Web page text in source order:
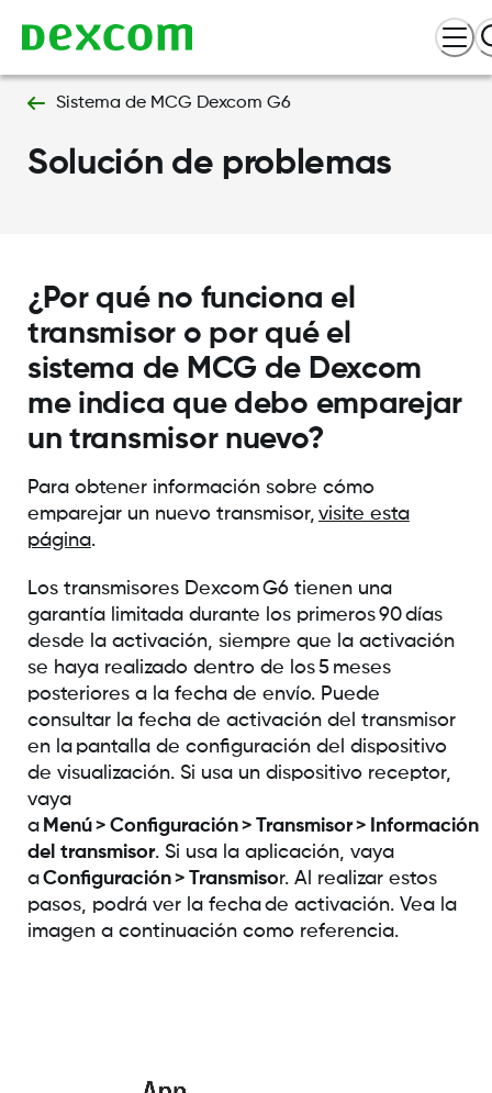
Sistema de MCG Dexcom G6
Solución de problemas
¿Por qué no funciona el
transmisor o por qué el
sistema de MCG de Dexcom
me indica que debo emparejar
un transmisor nuevo?
Para obtener información sobre cómo
emparejar un nuevo transmisor, visite esta
página.
Los transmisores Dexcom G6 tienen una
garantía limitada durante los primeros 90 días
desde la activación, siempre que la activación
se haya realizado dentro de los 5 meses
posteriores a la fecha de envío. Puede
consultar la fecha de activación del transmisor
en la pantalla de configuración del dispositivo
de visualización. Si usa un dispositivo receptor,
vaya
a Menú > Configuración > Transmisor > Información
del transmisor. Si usa la aplicación, vaya
aConfiguración > Transmisor. Al realizar estos
pasos, podrá ver la fecha de activación. Vea la
imagen a continuación como referencia.